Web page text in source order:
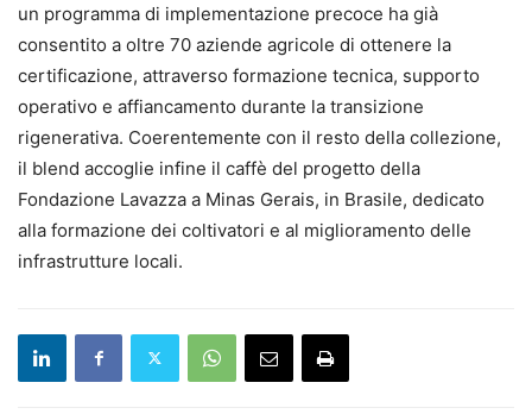
un programma di implementazione precoce ha già
consentito a oltre 70 aziende agricole di ottenere la
certificazione, attraverso formazione tecnica, supporto
operativo e affiancamento durante la transizione
rigenerativa. Coerentemente con il resto della collezione,
il blend accoglie infine il caffè del progetto della
Fondazione Lavazza a Minas Gerais, in Brasile, dedicato
alla formazione dei coltivatori e al miglioramento delle
infrastrutture locali.